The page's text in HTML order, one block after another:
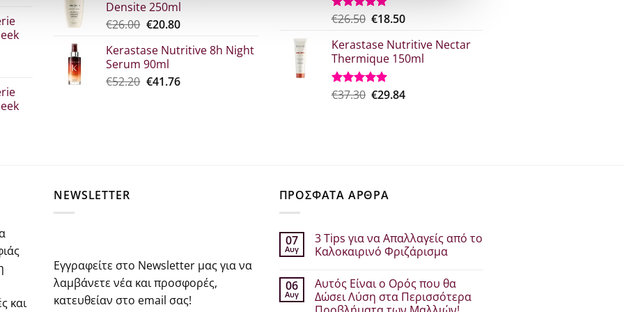
€52.30.είναι:
€39.00.
Densite 250ml
€26.00 Original
was:
€26.00.
€20.80Η
τιμή
€20.80.
Kerastase Nutritive 8h Night
Serum 90ml
€52.20 Original
€41.76Η
Βαθμολογήθηκε
από 5
€26.50 Original
was:
€26.50.
€18.50Η
τιμή
είναι:
Kerastase Nutritive Nectar
Thermique 150ml
Βαθμολογήθηκε
€37.30 Original
€29.84Η
και
NEWSLETTER
Εγγραφείτε στο Newsletter μας για να
λαμβάνετε νέα και προσφορές,
κατευθείαν στο email σας!
ΠΡΟΣΦΑΤΑ ΑΡΘΡΑ
07
Αυγ
3 Tips για να Απαλλαγείς από το
Καλοκαιρινό Φριζάρισμα
σχόλια
στο
3
06
Αυγ
Αυτός Είναι ο Ορός που θα
Δώσει Λύση στα Περισσότερα